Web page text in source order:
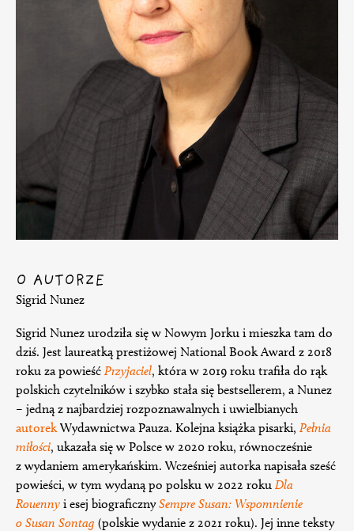
O AUTORZE
Sigrid Nunez
Sigrid Nunez urodziła się w Nowym Jorku i mieszka tam do
dziś. Jest laureatką prestiżowej National Book Award z 2018
roku za powieść Przyjaciel, która w 2019 roku trafiła do rąk
polskich czytelników i szybko stała się bestsellerem, a Nunez
– jedną z najbardziej rozpoznawalnych i uwielbianych
autorekWydawnictwa Pauza. Kolejna książka pisarki, Pełnia
miłości, ukazała się w Polsce w 2020 roku, równocześnie
z wydaniem amerykańskim. Wcześniej autorka napisała sześć
powieści, w tym wydaną po polsku w 2022 roku Dla
Rouenny i esej biograficznySempre Susan: Wspomnienie
o Susan Sontag (polskie wydanie z 2021 roku). Jej inne teksty